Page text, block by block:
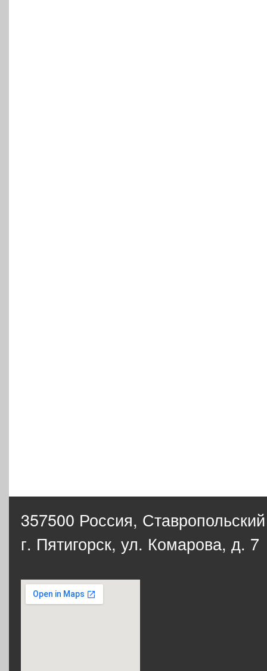
357500 Россия,
г. Пятигорск, ул. Комарова, д. 7